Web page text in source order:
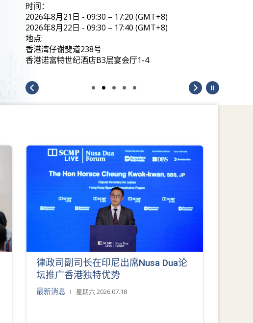
时间：
2026年8月21日 - 09:30 – 17:20 (GMT+8)
2026年8月22日 - 09:30 – 17:40 (GMT+8)
地点:
香港湾仔谢斐道238号
香港诺富特世纪酒店B3层宴会厅1-4
律政司副司长在印尼出席Nusa Dua论
坛推广香港独特优势
最新消息 星期六 2026.07.18